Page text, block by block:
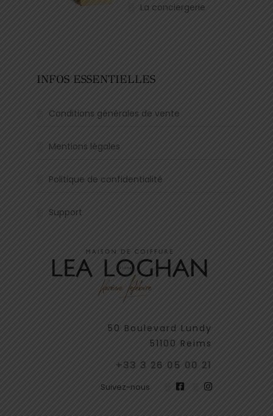
La conciergerie
INFOS ESSENTIELLES
Conditions générales de vente
Mentions légales
Politique de confidentialité
Support
50 Boulevard Lundy
51100 Reims
+33 3 26 05 00 21
Suivez-nous